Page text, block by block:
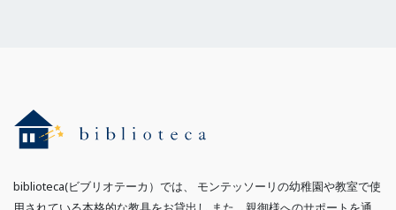
biblioteca(ビブリオテーカ）では、 モンテッソーリの幼稚園や教室で使